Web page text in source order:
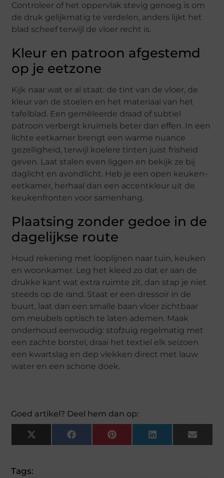
Controleer of het oppervlak stevig genoeg is om
de druk gelijkmatig te verdelen, anders lijkt het
blad scheef terwijl de vloer recht is.
Kleur en patroon afgestemd
op je eetzone
Kijk naar wat er al staat: de tint van de vloer, de
kleur van de stoelen en het materiaal van het
tafelblad. Een gemêleerde draad of subtiel
patroon verbergt kruimels beter dan effen. In een
lichte eetkamer brengt een warme nuance
gezelligheid, terwijl koelere tinten juist frisheid
geven. Laat stalen even liggen en bekijk ze bij
daglicht en avondlicht. Heb je een open keuken-
eetkamer, herhaal dan een accentkleur uit de
keukenfronten voor samenhang.
Plaatsing zonder gedoe in de
dagelijkse route
Houd rekening met looplijnen naar tuin, keuken
en woonkamer. Leg het kleed zo dat er aan de
drukke kant wat extra ruimte zit, dan stap je niet
steeds op de rand. Staat er een dressoir in de
buurt, laat dan een smalle baan vloer zichtbaar
om meubels optisch te laten ademen. Maak
onderhoud eenvoudig: stofzuig regelmatig met
een zachte borstel, draai het textiel elk seizoen
een kwartslag en dep vlekken direct met lauw
water en een schone doek.
Goed artikel? Deel hem dan op:
X
(Twitter)
FacebookPinterestLinkedInEmail
Tags: